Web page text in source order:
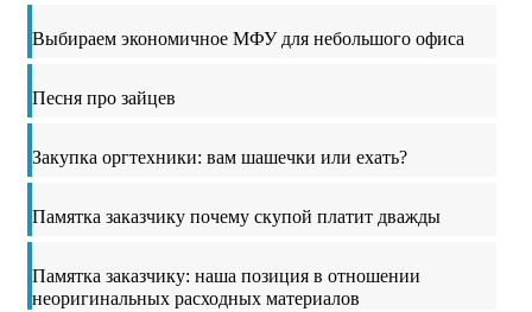
Выбираем экономичное МФУ для небольшого офиса
Песня про зайцев
Закупка оргтехники: вам шашечки или ехать?
Памятка заказчику почему скупой платит дважды
Памятка заказчику: наша позиция в отношении
неоригинальных расходных материалов